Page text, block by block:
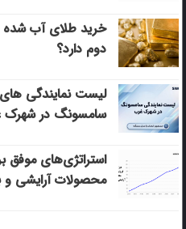
خرید طلای آب
دوم دارد؟
لیست نمایندگی
سامسونگ در شهرک
استراتژی‌های موفق
محصولات آرایشی و